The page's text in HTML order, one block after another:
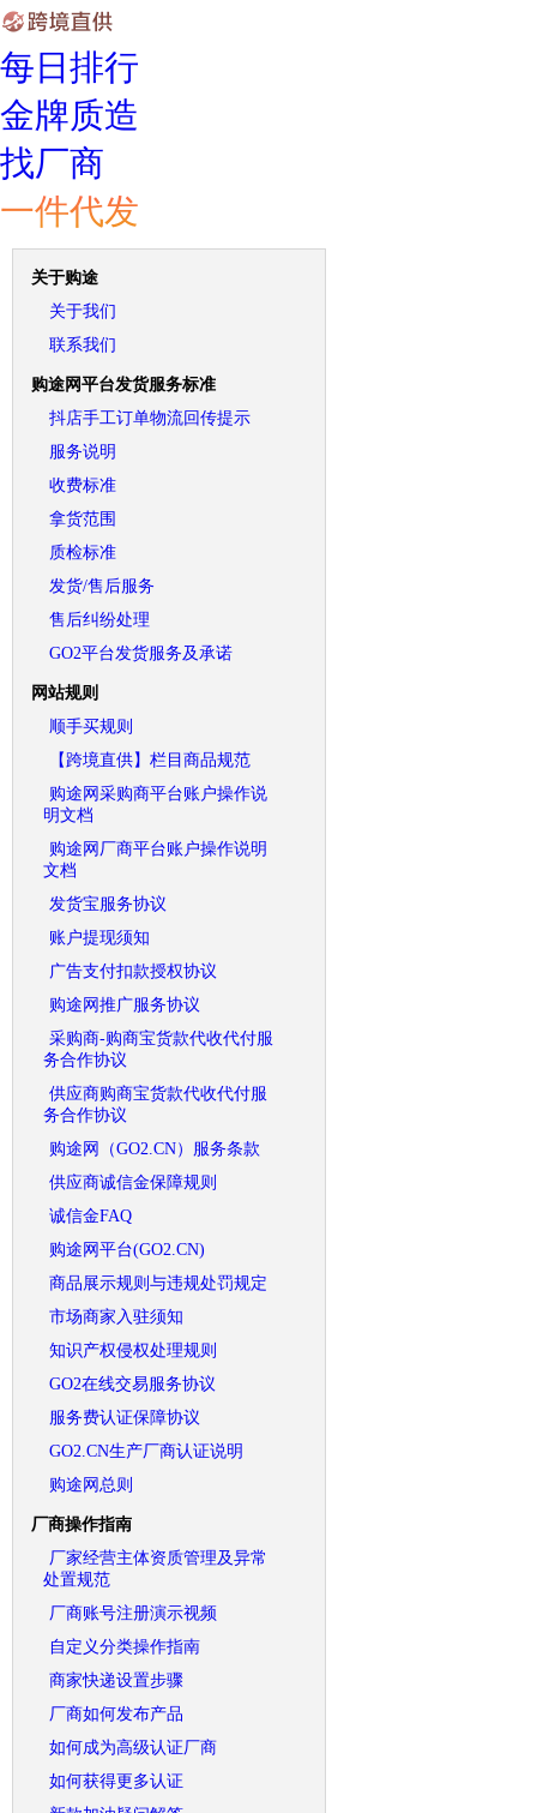
每日排行
金牌质造
找厂商
一件代发
关于购途
关于我们
联系我们
购途网平台发货服务标准
抖店手工订单物流回传提示
服务说明
收费标准
拿货范围
质检标准
发货/售后服务
售后纠纷处理
GO2平台发货服务及承诺
网站规则
顺手买规则
【跨境直供】栏目商品规范
购途网采购商平台账户操作说
明文档
购途网厂商平台账户操作说明
文档
发货宝服务协议
账户提现须知
广告支付扣款授权协议
购途网推广服务协议
采购商-购商宝货款代收代付服
务合作协议
供应商购商宝货款代收代付服
务合作协议
购途网（GO2.CN）服务条款
供应商诚信金保障规则
诚信金FAQ
购途网平台(GO2.CN)
商品展示规则与违规处罚规定
市场商家入驻须知
知识产权侵权处理规则
GO2在线交易服务协议
服务费认证保障协议
GO2.CN生产厂商认证说明
购途网总则
厂商操作指南
厂家经营主体资质管理及异常
处置规范
厂商账号注册演示视频
自定义分类操作指南
商家快递设置步骤
厂商如何发布产品
如何成为高级认证厂商
如何获得更多认证